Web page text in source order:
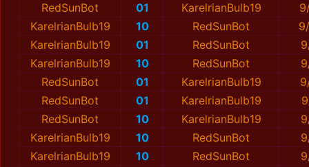
RedSunBot
01 KarelrianBulb19
KarelrianBulb19
10 RedSunBot
KarelrianBulb19
01 RedSunBot
KarelrianBulb19
10 RedSunBot
RedSunBot
01 KarelrianBulb19
RedSunBot
01 KarelrianBulb19
RedSunBot
10 KarelrianBulb19
KarelrianBulb19
10 RedSunBot
KarelrianBulb19
10 RedSunBot